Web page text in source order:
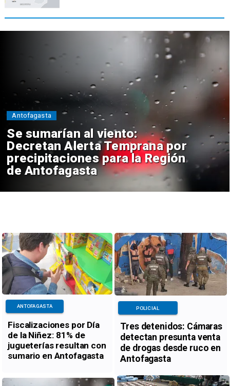
Se sumarían al viento:
Decretan Alerta Temprana por
precipitaciones para la Región
de Antofagasta
Antofagasta
Fiscalizaciones por Día
de la Niñez: 81% de
jugueterías resultan con
sumario en Antofagasta
ANTOFAGASTA
Tres detenidos: Cámaras
detectan presunta venta
de drogas desde ruco en
Antofagasta
POLICIAL